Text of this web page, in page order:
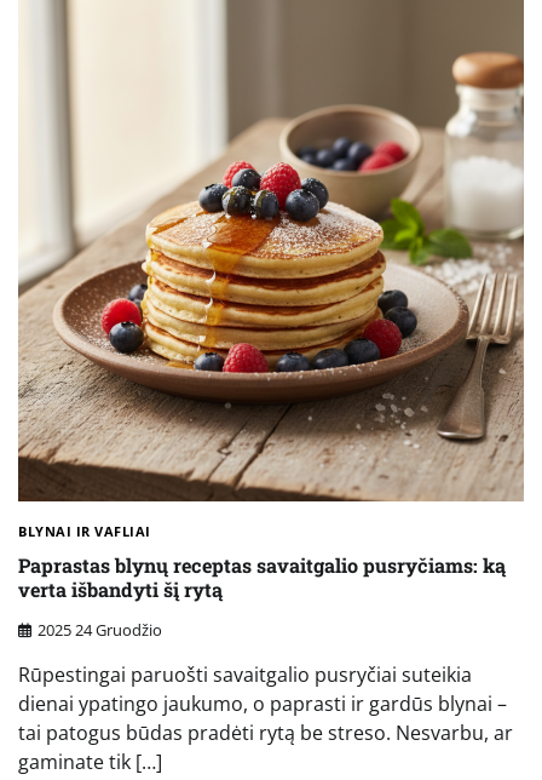
BLYNAI IR VAFLIAI
Paprastas blynų receptas savaitgalio pusryčiams: ką
verta išbandyti šį rytą
2025 24 Gruodžio
Rūpestingai paruošti savaitgalio pusryčiai suteikia
dienai ypatingo jaukumo, o paprasti ir gardūs blynai –
tai patogus būdas pradėti rytą be streso. Nesvarbu, ar
gaminate tik […]